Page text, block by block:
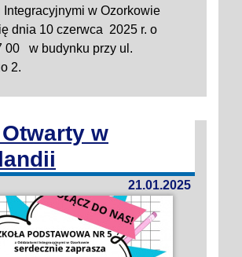
Integracyjnymi w Ozorkowie
dnia 10 czerwca 2025 r. o
00 w budynku przy ul.
2.
w
21.01.2025